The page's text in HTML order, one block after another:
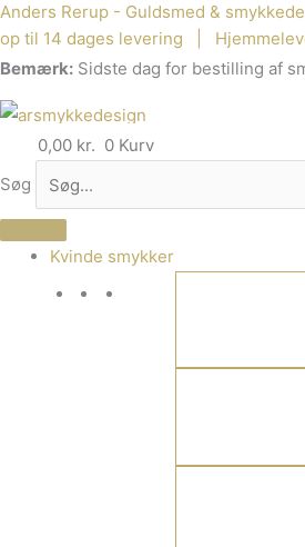
Gå
til
indholdet
Anders Rerup - Guldsmed &
op til 14 dages levering |
Bemærk: Sidste dag for bestilling af
0,00 kr. 0 Kurv
Søg
Kvinde smykker